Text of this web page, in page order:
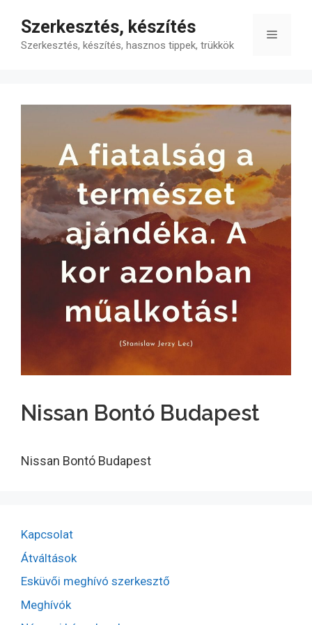
tartalomba
Szerkesztés, készítés
Szerkesztés, készítés, hasznos tippek, trükkök
Menü
Nissan Bontó Budapest
Nissan Bontó Budapest
Kapcsolat
Átváltások
Esküvői meghívó szerkesztő
Meghívók